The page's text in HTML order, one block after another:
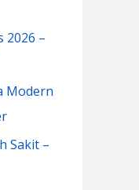
2026 –
Modern
Sakit –